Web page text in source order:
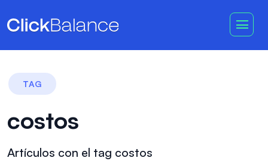
TAG
costos
Artículos con el tag costos